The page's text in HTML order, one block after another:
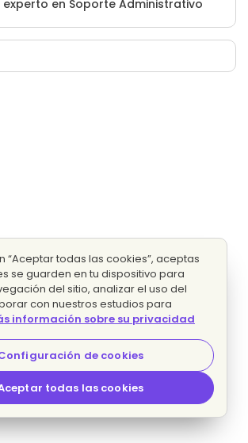
experto en Soporte Administrativo
“Aceptar todas las cookies”, aceptas
se guarden en tu dispositivo para
del sitio, analizar el uso del
con nuestros estudios para
información sobre su privacidad
de cookies
todas las cookies